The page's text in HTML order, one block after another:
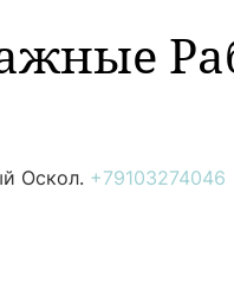
Оскол. +79103274046